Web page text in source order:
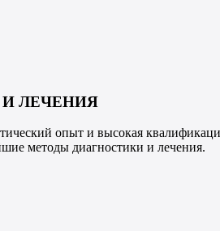
ЛЕЧЕНИЯ
опыт и высокая
методы диагностики и лечения.